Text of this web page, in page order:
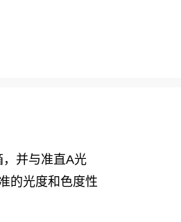
并与准直A光
的光度和色度性